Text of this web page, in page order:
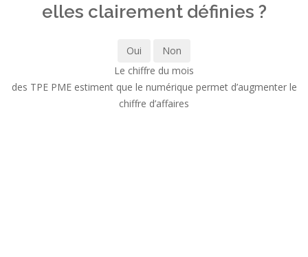
elles clairement définies ?
Oui
Non
Le chiffre du mois
des TPE PME estiment que le numérique permet d’augmenter le
chiffre d’affaires